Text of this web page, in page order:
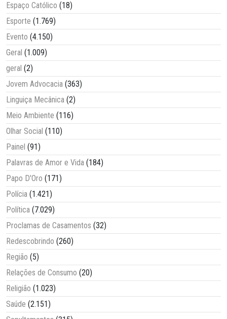
Espaço Católico (18)
Esporte (1.769)
Evento (4.150)
Geral (1.009)
geral (2)
Jovem Advocacia (363)
Linguiça Mecânica (2)
Meio Ambiente (116)
Olhar Social (110)
Painel (91)
Palavras de Amor e Vida (184)
Papo D'Oro (171)
Polícia (1.421)
Política (7.029)
Proclamas de Casamentos (32)
Redescobrindo (260)
Região (5)
Relações de Consumo (20)
Religião (1.023)
Saúde (2.151)